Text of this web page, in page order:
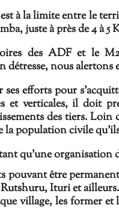
à la limite entre le
juste à près de 4 à
des ADF et le
détresse, nous
efforts pour
et verticales, il doit
des tiers.
la population civile
qu'une organisation
pouvant être
Ituri et ailleurs.
village, les former